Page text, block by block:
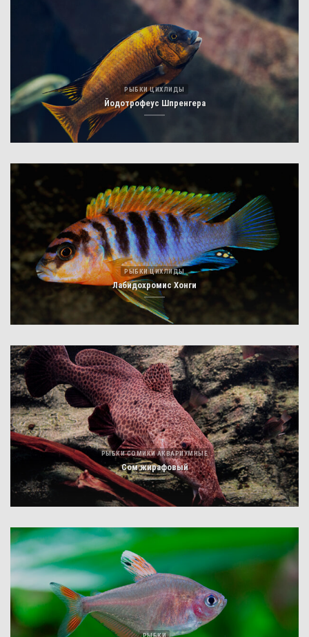
РЫБКИ ЦИХЛИДЫ
Йодотрофеус Шпренгера
РЫБКИ ЦИХЛИДЫ
Лабидохромис Хонги
РЫБКИ СОМИКИ АКВАРИУМНЫЕ
Сом жирафовый